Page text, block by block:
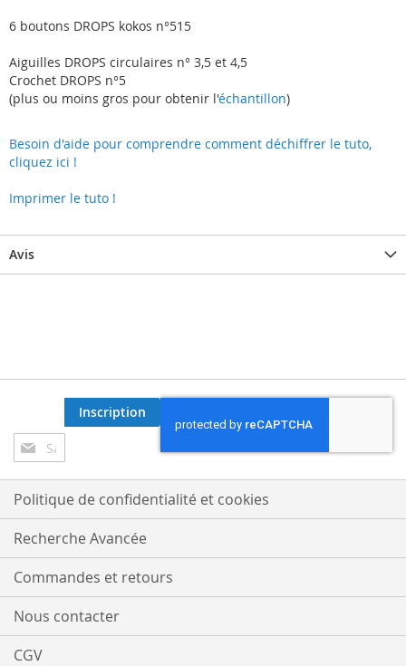
6 boutons DROPS kokos n°515
Aiguilles DROPS circulaires n° 3,5 et 4,5
Crochet DROPS n°5
(plus ou moins gros pour obtenir l'échantillon)
Besoin d'aide pour comprendre comment déchiffrer le tuto,
cliquez ici !
Imprimer le tuto !
Avis
Inscription
à
notre
lettre
d’information
:
Inscription
Politique de confidentialité et cookies
Recherche Avancée
Commandes et retours
Nous contacter
CGV